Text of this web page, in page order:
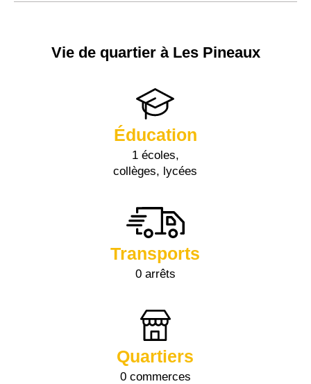
Vie de quartier à Les Pineaux
Éducation
1 écoles,
collèges, lycées
Transports
0 arrêts
Quartiers
0 commerces